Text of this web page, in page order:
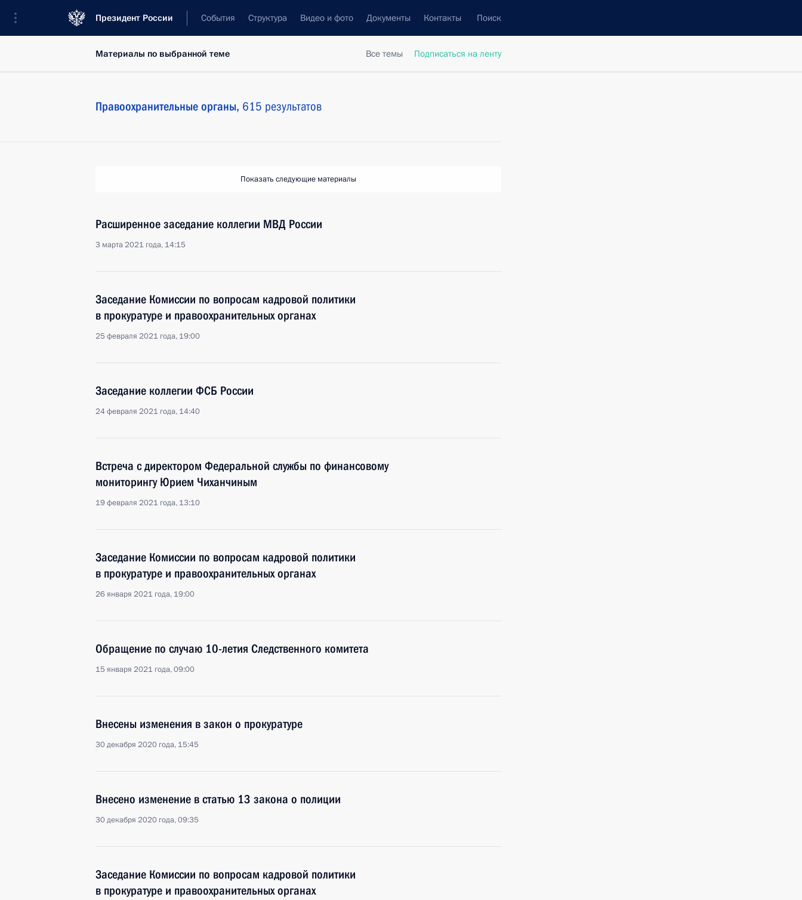
Президент России События Структура Видео и фото Документы Контакты Поиск
Все темы Подписаться на ленту
Материалы по выбранной теме
Правоохранительные органы, 615 результатов
Показать следующие материалы
Расширенное заседание коллегии МВД России
3 марта 2021 года, 14:15
Заседание Комиссии по вопросам кадровой политики
в прокуратуре и правоохранительных органах
25 февраля 2021 года, 19:00
Заседание коллегии ФСБ России
24 февраля 2021 года, 14:40
Встреча с директором Федеральной службы по финансовому
мониторингу Юрием Чиханчиным
19 февраля 2021 года, 13:10
Заседание Комиссии по вопросам кадровой политики
в прокуратуре и правоохранительных органах
26 января 2021 года, 19:00
Обращение по случаю 10-летия Следственного комитета
15 января 2021 года, 09:00
Внесены изменения в закон о прокуратуре
30 декабря 2020 года, 15:45
Внесено изменение в статью 13 закона о полиции
30 декабря 2020 года, 09:35
Заседание Комиссии по вопросам кадровой политики
в прокуратуре и правоохранительных органах